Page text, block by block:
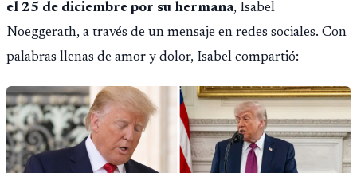
el 25 de diciembre por su hermana, Isabel
Noeggerath, a través de un mensaje en redes sociales. Con
palabras llenas de amor y dolor, Isabel compartió: